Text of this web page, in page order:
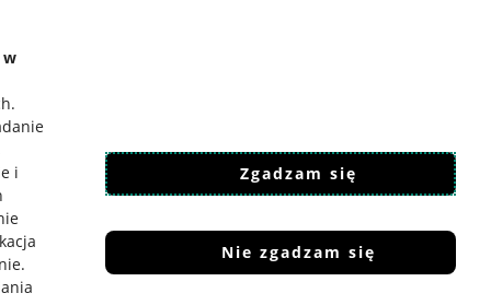
w
.
i
.
Zgadzam się
Nie zgadzam się